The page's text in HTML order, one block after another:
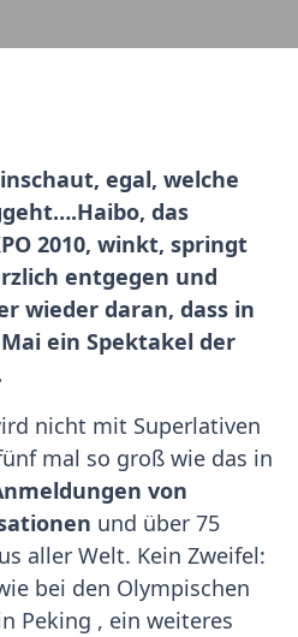
egal, welche
, das
2010, winkt, springt
entgegen und
wieder daran, dass in
ein Spektakel der
nicht mit Superlativen
mal so groß wie das in
von
und über 75
aller Welt. Kein Zweifel:
bei den Olympischen
Peking , ein weiteres